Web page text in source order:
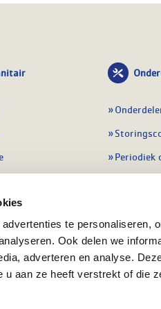
te personaliseren,
Ook delen we
adverteren en analyse.
u aan ze heeft verstrekt of die
Periodiek
Preventie
Alle